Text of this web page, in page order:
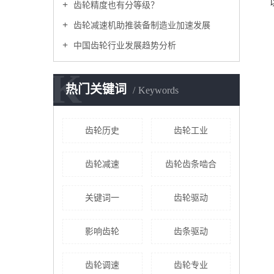
齿轮精度也有分等级？
齿轮减速机助推装备制造业加速发展
中国齿轮行业发展趋势分析
热门关键词 Keywords
K
齿轮历史 齿轮工业
齿轮减速 齿轮齿条啮合
关键词一 齿轮驱动
影响齿轮 齿条驱动
齿轮调速 齿轮专业